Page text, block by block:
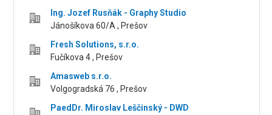
Ing. Jozef Rusňák - Graphy Studio
Jánošíkova 60/A , Prešov
Fresh Solutions, s.r.o.
Fučíkova 4 , Prešov
Amasweb s.r.o.
Volgogradská 76 , Prešov
PaedDr. Miroslav Leščinský - DWD